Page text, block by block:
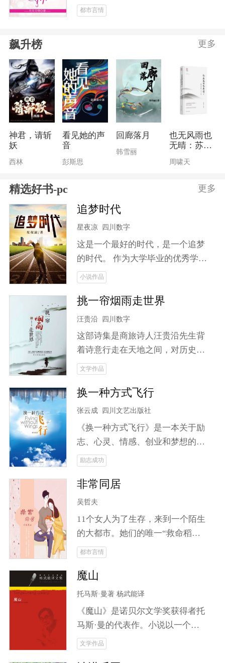
剑男子比赛中，她脱颖而出，成为
花剑男神，受到万千少女的疯狂追
愿，蜕变为花剑女神，成就花剑霸
业！爱情事业双丰收！！
都市言情
飙升榜 更多
神君，请斩
妖
西林
看见她的声
音
彭斯思
回廊落月
韩雪丽
也无风雨也
无晴：苏东
周啸天
精选好书-pc 更多
追梦时代
星夜凉 四川数字
这是一个最好的时代，是一个追梦
的时代。 作为大学毕业的优秀学
子，韩杨拒绝了母校的挽留，义无
反顾地返回故乡，成为扶贫办的一
名普通工作人员，拥有要为家乡脱
贫的梦想。 当命运将来自大城市的
去何从？ 海归的企业高管，不服输
的万人迷，他们之前又会擦出怎样
的火花？ 啃老的富二代，遇见向往
大城市的县城女孩，面对爱情，他
们会做出怎样的选择？ 六位代表着
各自阶层的典型人物，讲述了一个
关于追梦、奋斗、拼搏的爱情故
事。
小说作品
挑一帘烟雨走世界
汪贵沿 四川数字
这部诗集是商旅诗人汪贵沿先生背
着诗意行走在天地之间，对历史与
未来，人生与人性通过诗歌旅行去
文学作品
换一种方式飞行
张云成 四川文艺出版社
《换一种方式飞行》是一本关于励
志、心灵、情感、创业和梦想的
书。记录了张云成和他的二哥三哥
京漂八年中生存、创业、发展的曲
折历程。 生活有多难？24岁的
男子端不起一杯水，却想在北京扎
看到了阳光——室友的电脑。三个
月里，被迫五次搬家，尝尽京漂滋
味；一根手指，*注册开店，获得
感动中国网商奖。生命里无法承受
之重，他都能承受，唯有爱情例
外。那是一个美丽善良，并且健康
的姑娘，他们相爱了。他们之间的
爱，像空气那般轻，他也承受不
起；他们之间的爱，像空气那般不
可或缺，他却不得不远离。他和
励志成功
非常同居
吴哲夫
11个女人为了生存，来到一个陌生
的大都市。她们的唯一“救命稻
草”是过去的一个男同事，如今某
巢，占据了当红记者的SOHO公
寓。 一个单身男记者，一群求生存
态，折射怎样的人间百态？各种角
色粉墨登场，别样的日子或捧腹，
或悲催，或奋发，在那个单身
SOHO公寓悲喜交加地上演着一个
都市言情
魔山
托马斯·曼著 杨武能译
《魔山》是诺贝尔文学奖获得者托
马斯·曼的代表作。小说以一个山
庄疗养院为中心，描写了欧洲许多
文学作品